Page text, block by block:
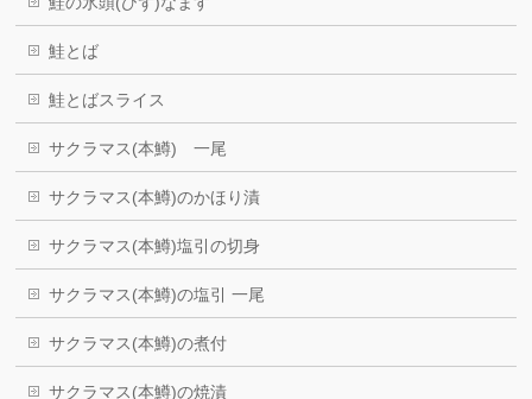
鮭とば
鮭とばスライス
サクラマス(本鱒) 一尾
サクラマス(本鱒)のかほり漬
サクラマス(本鱒)塩引の切身
サクラマス(本鱒)の塩引 一尾
サクラマス(本鱒)の煮付
サクラマス(本鱒)の焼漬